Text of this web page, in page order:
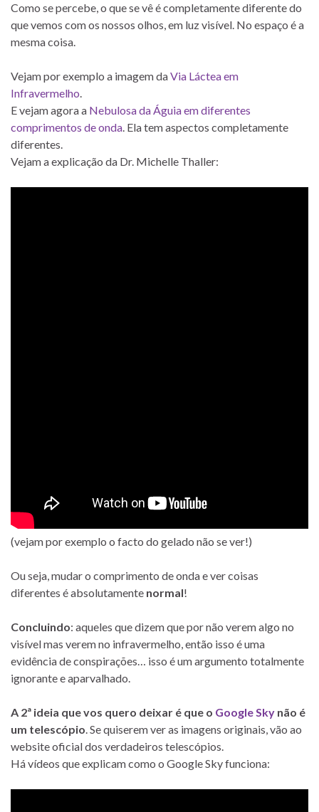
Como se percebe, o que se vê é completamente diferente do
que vemos com os nossos olhos, em luz visível. No espaço é a
mesma coisa.
Vejam por exemplo a imagem daVia Láctea em
Infravermelho.
E vejam agora a Nebulosa da Águia em diferentes
comprimentos de onda. Ela tem aspectos completamente
diferentes.
Vejam a explicação da Dr. Michelle Thaller:
(vejam por exemplo o facto do gelado não se ver!)
Ou seja, mudar o comprimento de onda e ver coisas
diferentes é absolutamente normal!
Concluindo: aqueles que dizem que por não verem algo no
visível mas verem no infravermelho, então isso é uma
evidência de conspirações… isso é um argumento totalmente
ignorante e aparvalhado.
A 2ª ideia que vos quero deixar é que o Google Sky não é
um telescópio. Se quiserem ver as imagens originais, vão ao
website oficial dos verdadeiros telescópios.
Há vídeos que explicam como o Google Sky funciona: